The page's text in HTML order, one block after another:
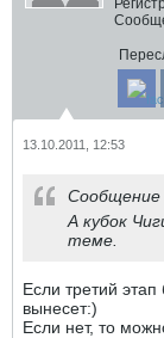
13.10.2011, 12:53
А кубок
теме.
Если третий
вынесет:)
Если нет, то